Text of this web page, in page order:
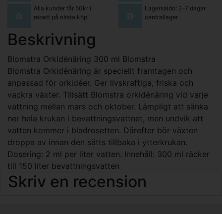
Alla kunder får 50kr i
rabatt på nästa köp!
Lagersaldo: 2-7 dagar
centrallager
Beskrivning
Blomstra Orkidénäring 300 ml Blomstra
Blomstra Orkidénäring är speciellt framtagen och
anpassad för orkidéer. Ger livskraftiga, friska och
vackra växter. Tillsätt Blomstra orkidénäring vid varje
vattning mellan mars och oktober. Lämpligt att sänka
ner hela krukan i bevattningsvattnet, men undvik att
vatten kommer i bladrosetten. Därefter bör växten
droppa av innan den sätts tillbaka i ytterkrukan.
Dosering: 2 ml per liter vatten. Innehåll: 300 ml räcker
till 150 liter bevattningsvatten
Skriv en recension